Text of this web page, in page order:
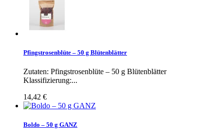
Pfingstrosenblüte – 50 g Blütenblätter
Zutaten: Pfingstrosenblüte – 50 g Blütenblätter
Klassifizierung:...
14,42 €
Boldo – 50 g GANZ